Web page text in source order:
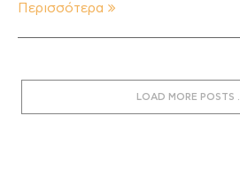
Περισσότερα
LOAD MORE POSTS